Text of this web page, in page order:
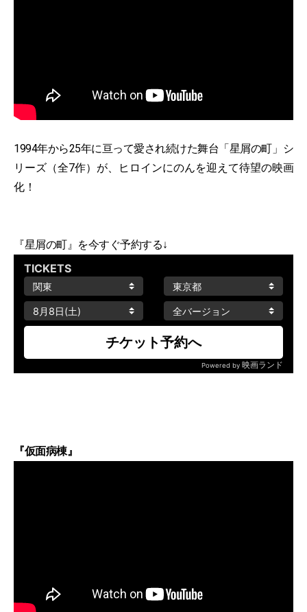
1994年から25年に亘って愛され続けた舞台「星屑の町」シ
リーズ（全7作）が、ヒロインにのんを迎えて待望の映画
化！
『星屑の町』を今すぐ予約する↓
『仮面病棟』